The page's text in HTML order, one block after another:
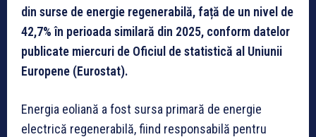
din surse de energie regenerabilă, față de un nivel de
42,7% în perioada similară din 2025, conform datelor
publicate miercuri de Oficiul de statistică al Uniunii
Europene (Eurostat).
Energia eoliană a fost sursa primară de energie
electrică regenerabilă, fiind responsabilă pentru